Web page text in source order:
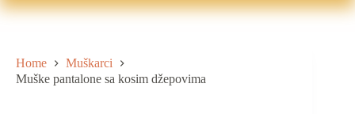
Home
Muškarci
Muške pantalone sa kosim džepovima